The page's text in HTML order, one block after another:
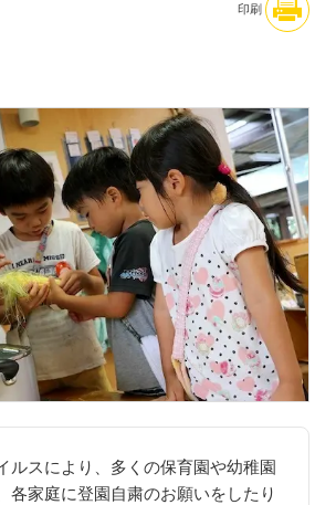
印刷
ルスにより、多くの保育園や幼稚園
各家庭に登園自粛のお願いをしたり